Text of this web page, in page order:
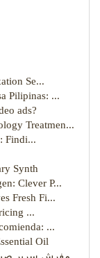
Se...
Pilipinas: ...
ads?
Treatmen...
Findi...
Synth
Clever P...
Fresh Fi...
...
...
Oil